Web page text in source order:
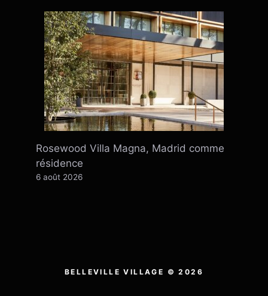
Rosewood Villa Magna, Madrid comme
résidence
6 août 2026
BELLEVILLE VILLAGE © 2026